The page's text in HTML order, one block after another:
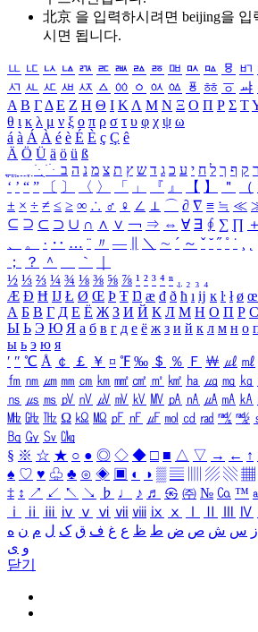
北京 을 입력하시려면 beijing을 입
시면 됩니다.
ㅥ ㅦ ㅧ ㅨ ㅩ ㅪ ㅫ ㅬ ㅭ ㅮ ㅯ ㅰ ㅱ ㅲ
ㅺ ㅻ ㅼ ㅽ ㅾ ㅿ ㆀ ㆁ ㆂ ㆃ ㆄ ㆅ ㆆ ㆇ
Α Β ΓΔ Ε Ζ Η Θ Ι ΚΛ Μ Ν Ξ Ο Π Ρ Σ Τ
θ ι κ λ μ ν ξ ο π ρ σ τ υ φ χ ψ ω
á à Á À é è É È ç Ç ê
Ä Ö Ü ä ö ü ß
ִֶֹ ֻּ ׁׂ ר ק ף ך ל ח י ע כ ג ד ש ץ ת צ מ נ ה ב
‘ ’ “ ” 〔 〕 〈 〉 「 」 『 』 【 】 ＂ （
± × ÷ ≠ ≤ ≥ ∞ ∴ ♂ ♀ ∠ ⊥ ⌒ ∂ ∇ ≡ ≒ ≪
⊆ ⊇ ⊂ ⊃ ∪ ∩ ∧ ∨ ￢ ⇒ ⇔ ∀ ∃ ∮ ∑ ∏ ＋
、
。 · ‥ … ¨ 〃 ― ＼ ∼ ´ ～ ˇ ˘ ˝ ˚ ˙ ¸
；
？ ＾ ｀
½ ⅓ ⅔ ¼ ¾ ⅛ ⅜ ⅝ ⅞ ¹ ² ³ ⁴ ⁿ ₁ ₂ ₃ ₄
Æ Ð Ħ Ĳ Ł Ø Œ Þ Ŧ Ŋ æ đ ð ħ ı ĳ ĸ ŀ ł ø œ
А Б В Г Д Е Ё Ж З И Й К Л М Н О П Р С
Ы Ь Э Ю Я а б в г д е ё ж з и й к л м н о
ы ь э ю я
′ ″ ℃ Å ￠ ￡ ￥ ¤ ℉ ‰ ＄ ％ Ｆ ￦ ㎕ ㎖
㎙ ㎚ ㎛ ㎜ ㎝ ㎞ ㎟ ㎠ ㎡ ㎢ ㏊ ㎍ ㎎ ㎏
㎱ ㎲ ㎳ ㎴ ㎵ ㎶ ㎷ ㎸ ㎹ ㎀ ㎁ ㎂ ㎃ ㎄
㎒ ㎓ ㎔ Ω ㏀ ㏁ ㎊ ㎋ ㎌ ㏖ ㏅ ㎭ ㎮ ㎯
㏃ ㏉ ㏜ ㏆
§ ※ ☆ ★ ○ ● ◎ ◇ ◆ □ ■ △ ▽ → ← ↑
♠ ♡ ♥ ♧ ♣ ⊙ ◈ ▣ ◐ ◑ ▒ ▤ ▨ ▧ ▦
‡ ↕ ↗ ↙ ↖ ↘ ♭ ♩ ♪ ♬ ㉿ ㈜ № ㏇ ™
ⅰ
ⅱ ⅲ ⅳ ⅴ ⅵ ⅶ ⅷ ⅸ ⅹ Ⅳ
ز س ش ص ض ط ظ ع غ ف ق ک ل م ن ه
و ی
닫기